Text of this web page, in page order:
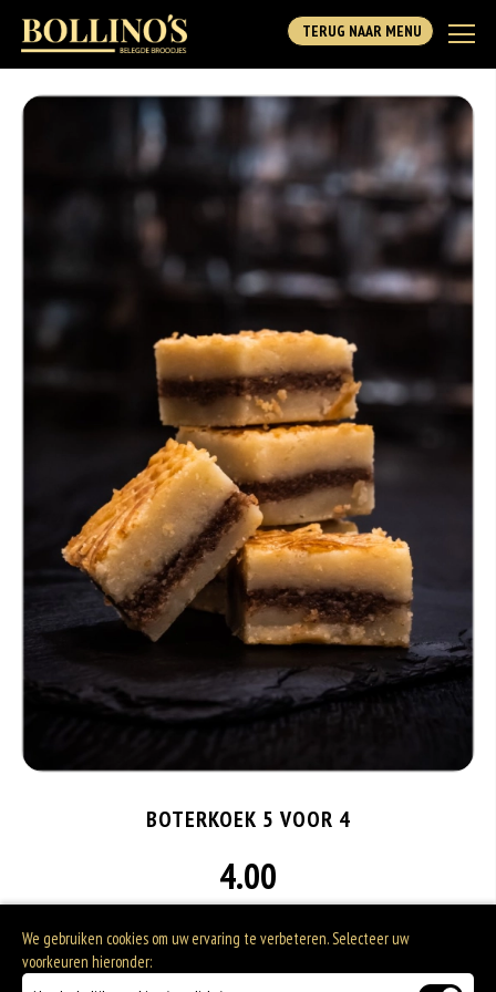
TERUG NAAR MENU
BOTERKOEK 5 VOOR 4
4.00
creme vers gemaakt door onze chefs. Een fijne traktatie voor bij de koffie of als
zoete lekkernij voor bij de borrel.
We gebruiken cookies om uw ervaring te verbeteren. Selecteer uw
voorkeuren hieronder: